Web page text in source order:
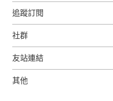
日語課程
韓語課程
法文課程
免費線上檢定
外語補給站
美日語數位學院
追蹤訂閱
Gjun-就醬學外語
官方Youtube
社群
英語觀光城
日語觀光城
友站連結
iWorld JR
其他